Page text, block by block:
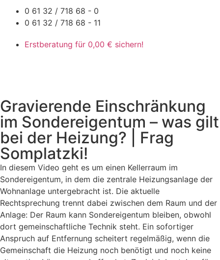
0 61 32 / 718 68 - 0
0 61 32 / 718 68 - 11
Erstberatung für 0,00 € sichern!
Gravierende Einschränkung
im Sondereigentum – was gilt
bei der Heizung? | Frag
Somplatzki!
In diesem Video geht es um einen Kellerraum im
Sondereigentum, in dem die zentrale Heizungsanlage der
Wohnanlage untergebracht ist. Die aktuelle
Rechtsprechung trennt dabei zwischen dem Raum und der
Anlage: Der Raum kann Sondereigentum bleiben, obwohl
dort gemeinschaftliche Technik steht. Ein sofortiger
Anspruch auf Entfernung scheitert regelmäßig, wenn die
Gemeinschaft die Heizung noch benötigt und noch keine